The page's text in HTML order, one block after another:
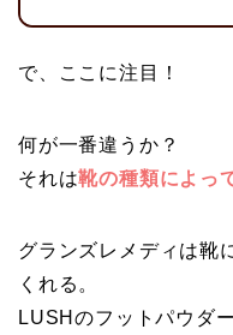
で、ここに注目！
何が一番違うか？
それは靴の種類によっ
グランズレメディは靴
くれる。
LUSHのフットパウダ